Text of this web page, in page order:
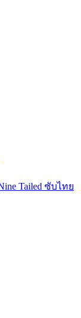
Tailed ซับไทย